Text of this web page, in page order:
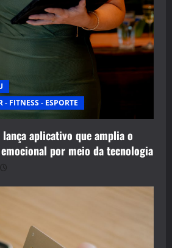
- FITNESS - ESPORTE
aplicativo que amplia o
por meio da tecnologia